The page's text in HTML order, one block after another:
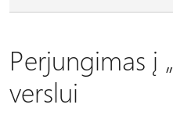
Perjungimas į
verslui